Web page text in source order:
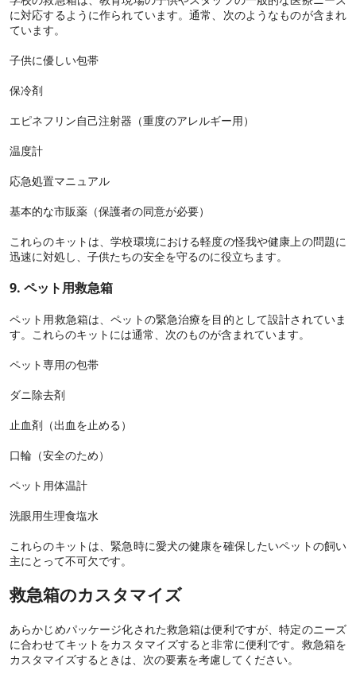
に対応するように作られています。通常、次のようなものが含まれ
ています。
子供に優しい包帯
保冷剤
エピネフリン自己注射器（重度のアレルギー用）
温度計
応急処置マニュアル
基本的な市販薬（保護者の同意が必要）
これらのキットは、学校環境における軽度の怪我や健康上の問題に
迅速に対処し、子供たちの安全を守るのに役立ちます。
9. ペット用救急箱
ペット用救急箱は、ペットの緊急治療を目的として設計されていま
す。これらのキットには通常、次のものが含まれています。
ペット専用の包帯
ダニ除去剤
止血剤（出血を止める）
口輪（安全のため）
ペット用体温計
洗眼用生理食塩水
これらのキットは、緊急時に愛犬の健康を確保したいペットの飼い
主にとって不可欠です。
救急箱のカスタマイズ
あらかじめパッケージ化された救急箱は便利ですが、特定のニーズ
に合わせてキットをカスタマイズすると非常に便利です。救急箱を
カスタマイズするときは、次の要素を考慮してください。